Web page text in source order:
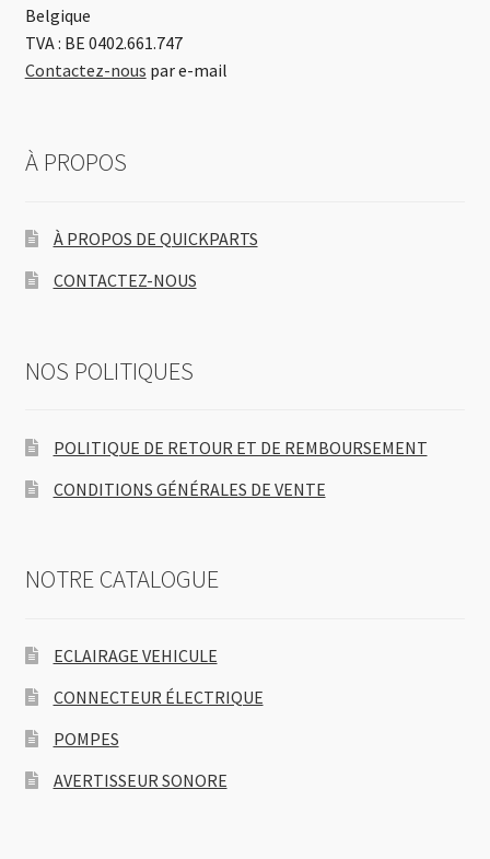
Belgique
TVA : BE 0402.661.747
Contactez-nous par e-mail
À PROPOS
À PROPOS DE QUICKPARTS
CONTACTEZ-NOUS
NOS POLITIQUES
POLITIQUE DE RETOUR ET DE REMBOURSEMENT
CONDITIONS GÉNÉRALES DE VENTE
NOTRE CATALOGUE
ECLAIRAGE VEHICULE
CONNECTEUR ÉLECTRIQUE
POMPES
AVERTISSEUR SONORE